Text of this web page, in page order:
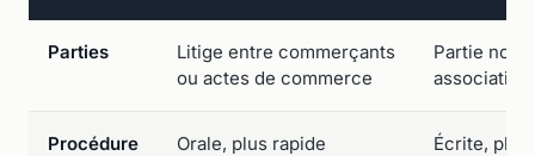
Parties
Litige entre commerçants
ou actes de commerce
Partie non
Procédure Orale, plus rapide Écrite,